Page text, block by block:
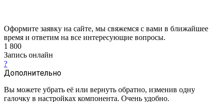
Оформите заявку на сайте, мы свяжемся с вами в ближайшее
время и ответим на все интересующие вопросы.
1 800
Запись онлайн
?
Дополнительно
Вы можете убрать её или вернуть обратно, изменив одну
галочку в настройках компонента. Очень удобно.